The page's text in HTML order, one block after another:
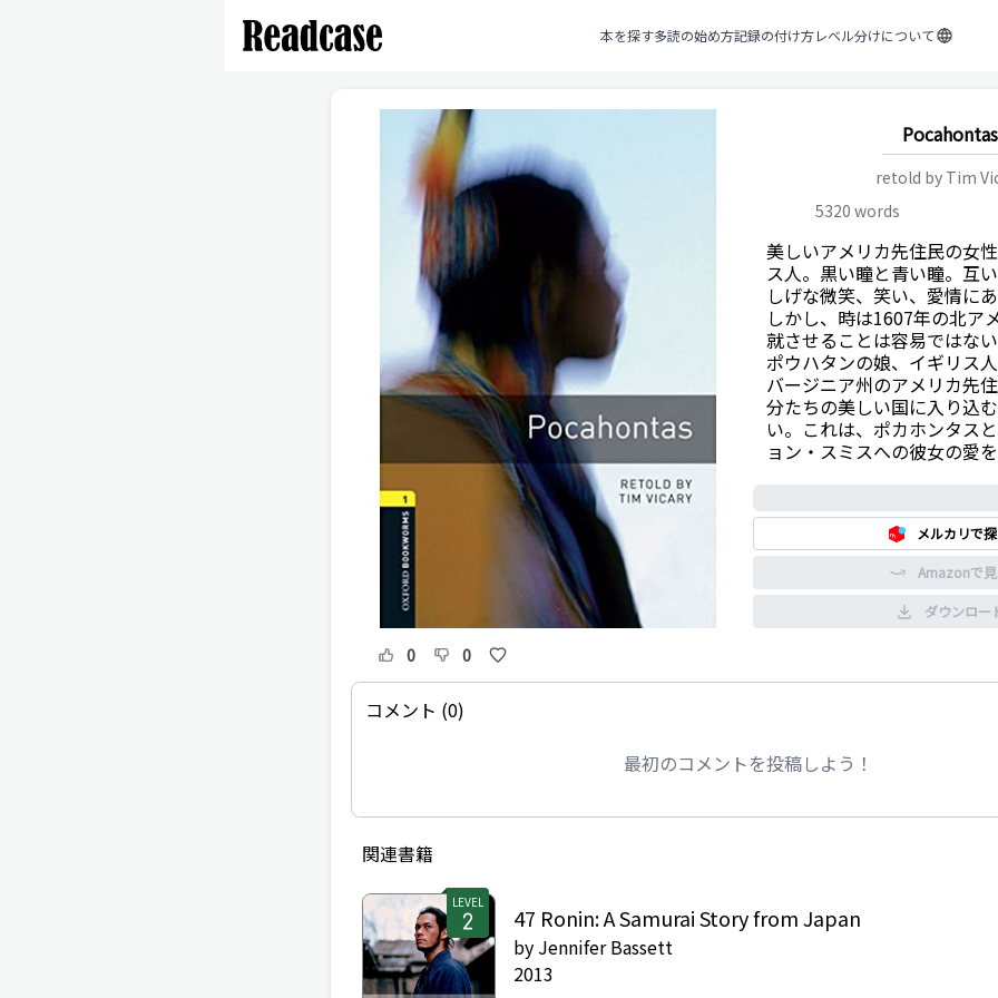
本を探す多読の始め方記録の付け方レベル分けについて
Pocahontas
retold by Tim
5320 words
美しいアメリカ先住民の女
ス人。黒い瞳と青い瞳。互
しげな微笑、笑い、愛情に
しかし、時は1607年の北ア
就させることは容易ではな
ポウハタンの娘、イギリス
バージニア州のアメリカ先
分たちの美しい国に入り込
い。これは、ポカホンタス
ョン・スミスへの彼女の愛
メルカリで
Amazonで
ダウンロー
0 0
コメント (0)
最初のコメントを投稿しよう！
関連書籍
LEVEL
47 Ronin: A Samurai Story from Japan
by Jennifer Bassett
2013